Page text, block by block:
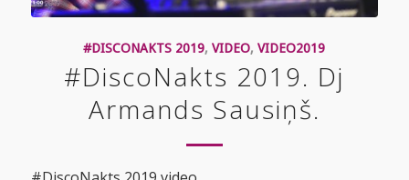
#DISCONAKTS 2019,VIDEO,VIDEO2019
#DiscoNakts 2019. Dj
Armands Sausiņš.